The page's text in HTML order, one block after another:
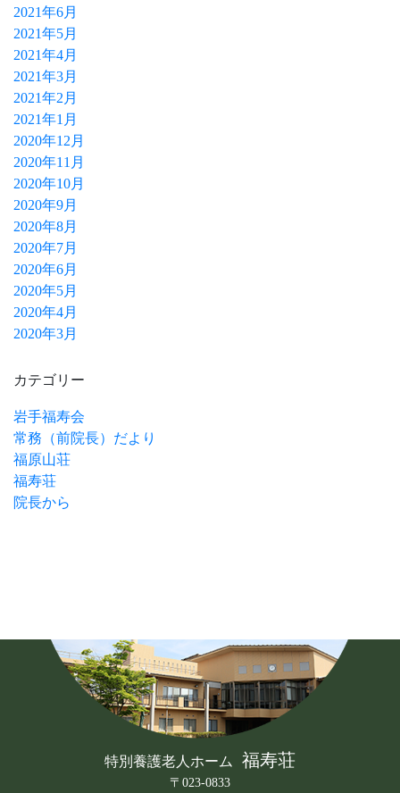
2021年6月
2021年5月
2021年4月
2021年3月
2021年2月
2021年1月
2020年12月
2020年11月
2020年10月
2020年9月
2020年8月
2020年7月
2020年6月
2020年5月
2020年4月
2020年3月
カテゴリー
岩手福寿会
常務（前院長）だより
福原山荘
福寿荘
院長から
特別養護老人ホーム 福寿荘
〒023-0833